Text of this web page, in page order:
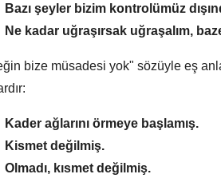
Bazı şeyler bizim kontrolümüz
Ne kadar uğraşırsak uğraşalım,
bize müsadesi yok" sözüyle eş
Kader ağlarını örmeye başlamış.
Kismet değilmiş.
Olmadı, kısmet değilmiş.